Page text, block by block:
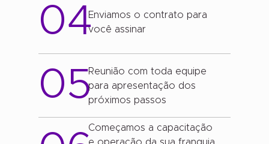
04Enviamos o contrato para
você assinar
05Reunião com toda equipe
para apresentação dos
próximos passos
Começamos a capacitação
e operação da sua franquia